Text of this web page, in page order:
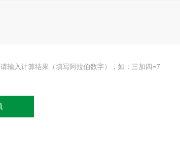
请输入计算结果（填写阿拉伯数字），如：三加四=7